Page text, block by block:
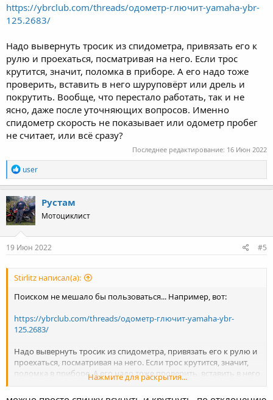
https://ybrclub.com/threads/одометр-глючит-yamaha-ybr-
125.2683/
Надо вывернуть тросик из спидометра, привязать его к
рулю и проехаться, посматривая на него. Если трос
крутится, значит, поломка в приборе. А его надо тоже
проверить, вставить в него шуруповёрт или дрель и
покрутить. Вообще, что перестало работать, так и не
ясно, даже после уточняющих вопросов. Именно
спидометр скорость не показывает или одометр пробег
не считает, или всё сразу?
Последнее редактирование: 16 Июн 2022
R
e
a
c
t
i
o
n
s
user
Рустам
Мотоциклист
19 Июн 2022 #5
Stirlitz написал(а):
Поиском не мешало бы пользоваться... Например, вот:
https://ybrclub.com/threads/одометр-глючит-yamaha-ybr-
125.2683/
Надо вывернуть тросик из спидометра, привязать его к рулю и
проехаться, посматривая на него. Если трос крутится, значит,
поломка в приборе. А его надо тоже проверить, вставить в него
шуруповёрт или дрель и покрутить. Вообще, что перестало
Нажмите для раскрытия...